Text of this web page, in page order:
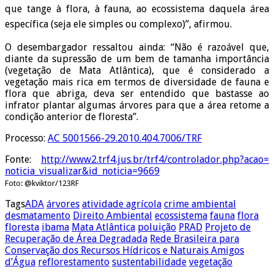
que tange à flora, à fauna, ao ecossistema daquela área
específica (seja ele simples ou complexo)”, afirmou.
O desembargador ressaltou ainda: “Não é razoável que,
diante da supressão de um bem de tamanha importância
(vegetação de Mata Atlântica), que é considerado a
vegetação mais rica em termos de diversidade de fauna e
flora que abriga, deva ser entendido que bastasse ao
infrator plantar algumas árvores para que a área retome a
condição anterior de floresta”.
Processo: AC 5001566-29.2010.404.7006/TRF
Fonte: http://www2.trf4.jus.br/trf4/controlador.php?acao=
noticia_visualizar&id_noticia=9669
Foto: @kviktor/123RF
TagsADA árvores atividade agrícola crime ambiental
desmatamento Direito Ambiental ecossistema fauna flora
floresta ibama Mata Atlântica poluição PRAD Projeto de
Recuperação de Área Degradada Rede Brasileira para
Conservação dos Recursos Hídricos e Naturais Amigos
d’Água reflorestamento sustentabilidade vegetação